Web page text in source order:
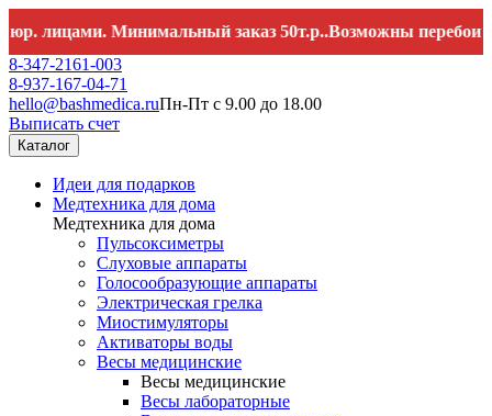
Минимальный заказ 50т.р..Возможны перебои со
8-347-2161-003
8-937-167-04-71
hello@bashmedica.ruПн-Пт с 9.00 до 18.00
Выписать счет
Каталог
Идеи для подарков
Медтехника для дома
Медтехника для дома
Пульсоксиметры
Слуховые аппараты
Голосообразующие аппараты
Электрическая грелка
Миостимуляторы
Активаторы воды
Весы медицинские
Весы медицинские
Весы лабораторные